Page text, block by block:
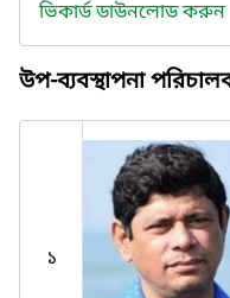
ভিকার্ড ডাউনলোড করুন
উপ-ব্যবস্থাপনা
১